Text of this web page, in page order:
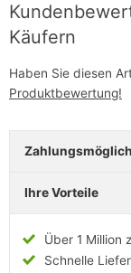
Käufern
Haben Sie diesen
Produktbewertung!
Ihre Vorteile
Über 1 Million
Schnelle